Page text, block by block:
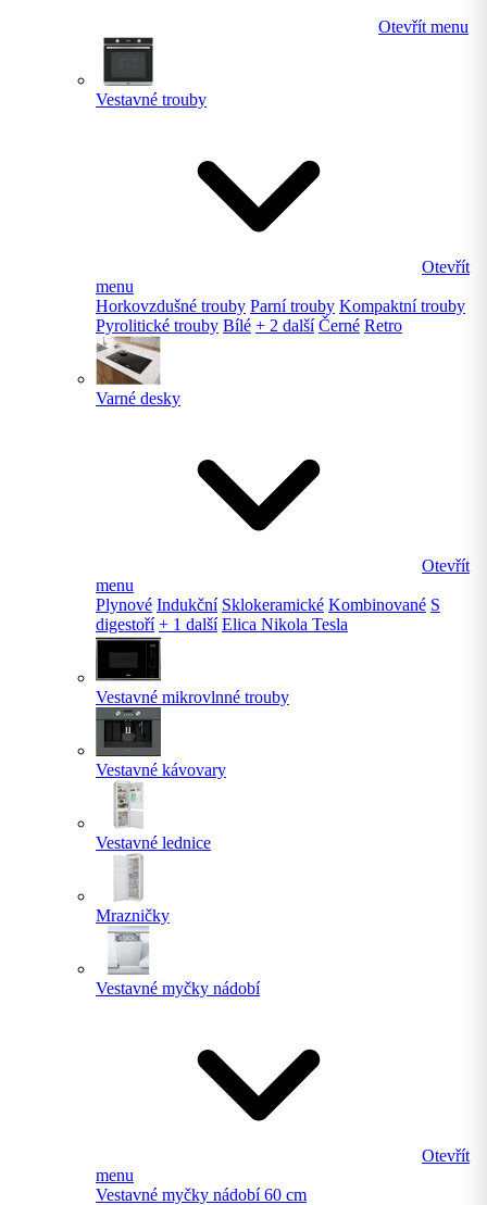
Otevřít menu
Vestavné trouby
Otevřít
menu
Horkovzdušné trouby Parní trouby Kompaktní trouby
Pyrolitické trouby Bílé + 2 další Černé Retro
Varné desky
Otevřít
menu
Plynové Indukční Sklokeramické Kombinované S
digestoří + 1 další Elica Nikola Tesla
Vestavné mikrovlnné trouby
Vestavné kávovary
Vestavné lednice
Mrazničky
Vestavné myčky nádobí
Otevřít
menu
Vestavné myčky nádobí 60 cm